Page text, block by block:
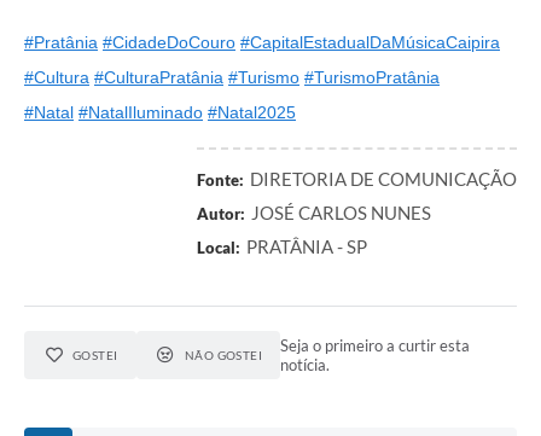
#Pratânia #CidadeDoCouro #CapitalEstadualDaMúsicaCaipira
#Cultura #CulturaPratânia #Turismo #TurismoPratânia
#Natal #NatalIluminado #Natal2025
Fonte: DIRETORIA DE COMUNICAÇÃO
Autor: JOSÉ CARLOS NUNES
Local: PRATÂNIA - SP
GOSTEI NÃO GOSTEI
Seja o primeiro a curtir esta
notícia.